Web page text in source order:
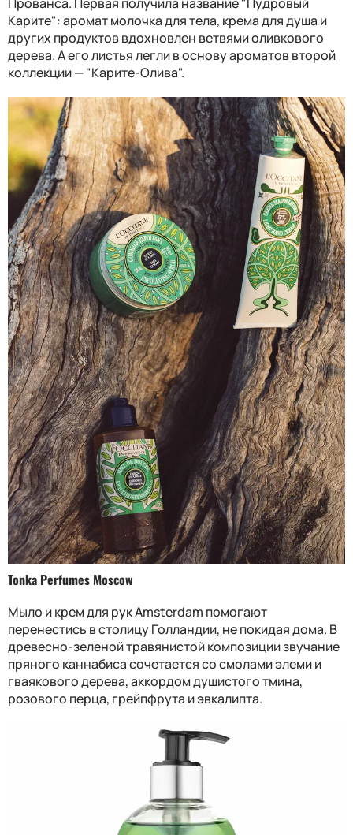
Прованса. Первая получила название "Пудровый
Карите": аромат молочка для тела, крема для душа и
других продуктов вдохновлен ветвями оливкового
дерева. А его листья легли в основу ароматов второй
коллекции — "Карите-Олива".
Tonka Perfumes Moscow
Мыло и крем для рук Amsterdam помогают
перенестись в столицу Голландии, не покидая дома. В
древесно-зеленой травянистой композиции звучание
пряного каннабиса сочетается со смолами элеми и
гваякового дерева, аккордом душистого тмина,
розового перца, грейпфрута и эвкалипта.